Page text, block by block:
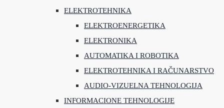
ELEKTROTEHNIKA
ELEKTROENERGETIKA
ELEKTRONIKA
AUTOMATIKA I ROBOTIKA
ELEKTROTEHNIKA I RAČUNARSTVO
AUDIO-VIZUELNA TEHNOLOGIJA
INFORMACIONE TEHNOLOGIJE